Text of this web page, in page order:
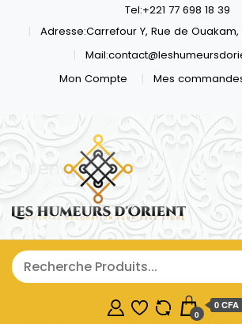
Tel:+221 77 698 18 39
Adresse:Carrefour Y, Rue de
Mon Compte
Mes
0
0 CFA